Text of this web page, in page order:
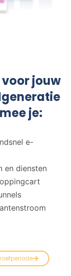
jouw
je:
e-
en diensten